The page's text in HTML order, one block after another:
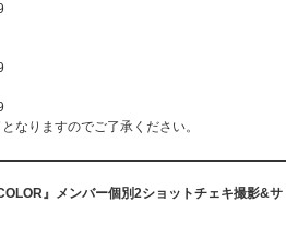
なりますのでご了承ください。
』メンバー個別2ショットチェキ撮影&サ